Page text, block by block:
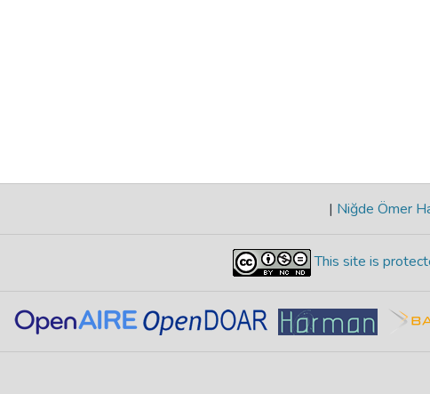
| Niğde Ömer
This site is